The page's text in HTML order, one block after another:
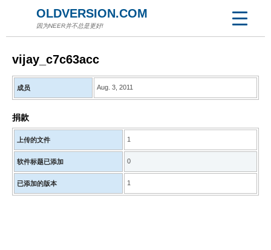
OLDVERSION.COM
因为NEER并不总是更好!
vijay_c7c63acc
成员 Aug. 3, 2011
捐款
上传的文件 1
软件标题已添加 0
已添加的版本 1